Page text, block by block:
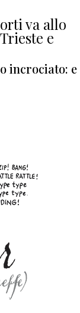
va allo
e
incrociato: e